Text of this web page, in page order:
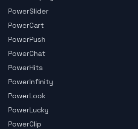
PowerSlider
PowerCart
PowerPush
PowerChat
PowerHits
PowerInfinity
PowerLook
PowerLucky
PowerClip